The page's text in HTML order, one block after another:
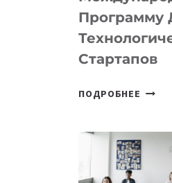
IT-
Программу
Стартапов
ПОДРОБНЕЕ
DEAL